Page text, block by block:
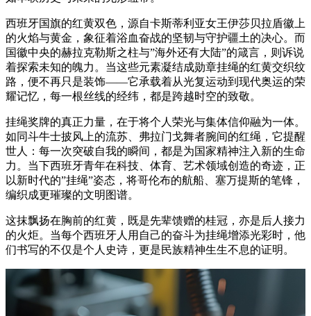
西班牙国旗的红黄双色，源自卡斯蒂利亚女王伊莎贝拉盾徽上
的火焰与黄金，象征着浴血奋战的坚韧与守护疆土的决心。而
国徽中央的赫拉克勒斯之柱与”海外还有大陆”的箴言，则诉说
着探索未知的魄力。当这些元素凝结成勋章挂绳的红黄交织纹
路，便不再只是装饰——它承载着从光复运动到现代奥运的荣
耀记忆，每一根丝线的经纬，都是跨越时空的致敬。
挂绳奖牌的真正力量，在于将个人荣光与集体信仰融为一体。
如同斗牛士披风上的流苏、弗拉门戈舞者腕间的红绳，它提醒
世人：每一次突破自我的瞬间，都是为国家精神注入新的生命
力。当下西班牙青年在科技、体育、艺术领域创造的奇迹，正
以新时代的”挂绳”姿态，将哥伦布的航船、塞万提斯的笔锋，
编织成更璀璨的文明图谱。
这抹飘扬在胸前的红黄，既是先辈馈赠的桂冠，亦是后人接力
的火炬。当每个西班牙人用自己的奋斗为挂绳增添光彩时，他
们书写的不仅是个人史诗，更是民族精神生生不息的证明。